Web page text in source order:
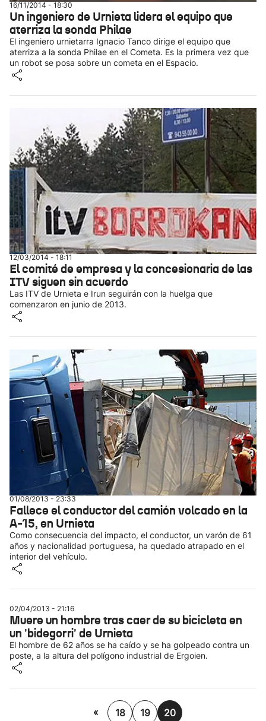
16/11/2014 - 18:30
Un ingeniero de Urnieta lidera el equipo que
aterriza la sonda Philae
El ingeniero urnietarra Ignacio Tanco dirige el equipo que
aterriza a la sonda Philae en el Cometa. Es la primera vez que
un robot se posa sobre un cometa en el Espacio.
12/03/2014 - 18:11
El comité de empresa y la concesionaria de las
ITV siguen sin acuerdo
Las ITV de Urnieta e Irun seguirán con la huelga que
comenzaron en junio de 2013.
01/08/2013 - 23:33
Fallece el conductor del camión volcado en la
A-15, en Urnieta
Como consecuencia del impacto, el conductor, un varón de 61
años y nacionalidad portuguesa, ha quedado atrapado en el
interior del vehículo.
02/04/2013 - 21:16
Muere un hombre tras caer de su bicicleta en
un 'bidegorri' de Urnieta
El hombre de 62 años se ha caído y se ha golpeado contra un
poste, a la altura del polígono industrial de Ergoien.
« 18 19 20